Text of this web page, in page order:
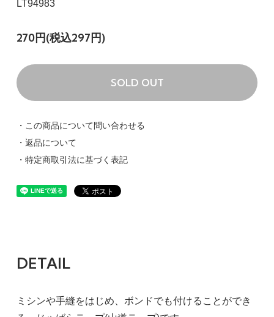
LT94983
270円(税込297円)
SOLD OUT
・この商品について問い合わせる
・返品について
・特定商取引法に基づく表記
DETAIL
ミシンや手縫をはじめ、ボンドでも付けることができ